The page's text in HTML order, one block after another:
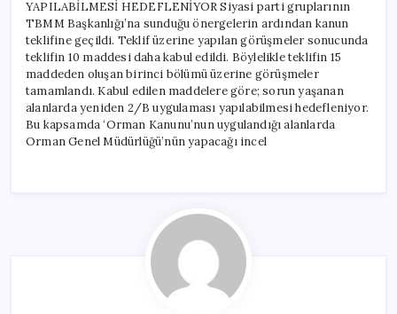
YAPILABİLMESİ HEDEFLENİYOR Siyasi parti gruplarının
TBMM Başkanlığı’na sunduğu önergelerin ardından kanun
teklifine geçildi. Teklif üzerine yapılan görüşmeler sonucunda
teklifin 10 maddesi daha kabul edildi. Böylelikle teklifin 15
maddeden oluşan birinci bölümü üzerine görüşmeler
tamamlandı. Kabul edilen maddelere göre; sorun yaşanan
alanlarda yeniden 2/B uygulaması yapılabilmesi hedefleniyor.
Bu kapsamda ‘Orman Kanunu’nun uygulandığı alanlarda
Orman Genel Müdürlüğü’nün yapacağı incel